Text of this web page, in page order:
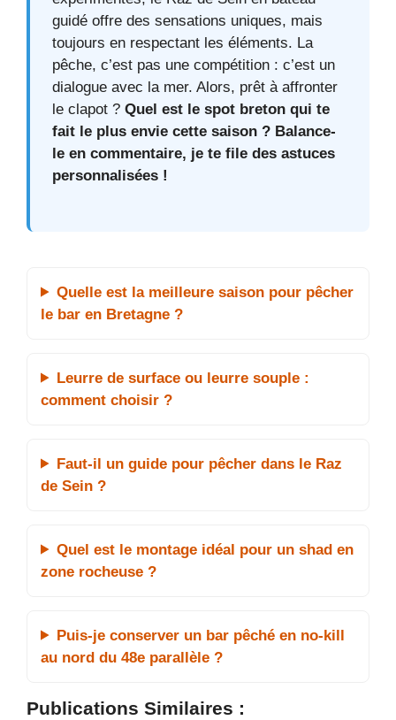
guidé offre des sensations uniques, mais
toujours en respectant les éléments. La
pêche, c’est pas une compétition : c’est un
dialogue avec la mer. Alors, prêt à affronter
le clapot ? Quel est le spot breton qui te
fait le plus envie cette saison ? Balance-
le en commentaire, je te file des astuces
personnalisées !
Quelle est la meilleure saison pour pêcher
le bar en Bretagne ?
Leurre de surface ou leurre souple :
comment choisir ?
Faut-il un guide pour pêcher dans le Raz
de Sein ?
Quel est le montage idéal pour un shad en
zone rocheuse ?
Puis-je conserver un bar pêché en no-kill
au nord du 48e parallèle ?
Publications Similaires :